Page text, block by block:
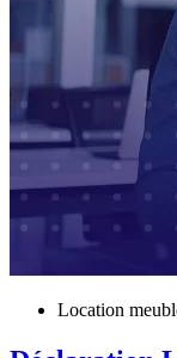
Location